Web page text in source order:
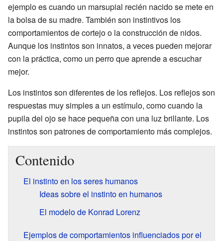
ejemplo es cuando un marsupial recién nacido se mete en
la bolsa de su madre. También son instintivos los
comportamientos de cortejo o la construcción de nidos.
Aunque los instintos son innatos, a veces pueden mejorar
con la práctica, como un perro que aprende a escuchar
mejor.
Los instintos son diferentes de los reflejos. Los reflejos son
respuestas muy simples a un estímulo, como cuando la
pupila del ojo se hace pequeña con una luz brillante. Los
instintos son patrones de comportamiento más complejos.
Contenido
El instinto en los seres humanos
Ideas sobre el instinto en humanos
El modelo de Konrad Lorenz
Ejemplos de comportamientos influenciados por el